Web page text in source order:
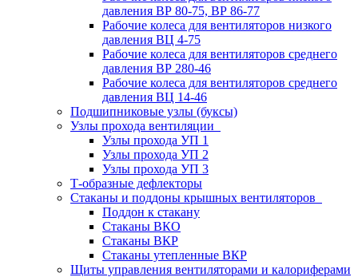
давления ВР 80-75, ВР 86-77
Рабочие колеса для вентиляторов низкого
давления ВЦ 4-75
Рабочие колеса для вентиляторов среднего
давления ВР 280-46
Рабочие колеса для вентиляторов среднего
давления ВЦ 14-46
Подшипниковые узлы (буксы)
Узлы прохода вентиляции
Узлы прохода УП 1
Узлы прохода УП 2
Узлы прохода УП 3
Т-образные дефлекторы
Стаканы и поддоны крышных вентиляторов
Поддон к стакану
Стаканы ВКО
Стаканы ВКР
Стаканы утепленные ВКР
Щиты управления вентиляторами и калориферами